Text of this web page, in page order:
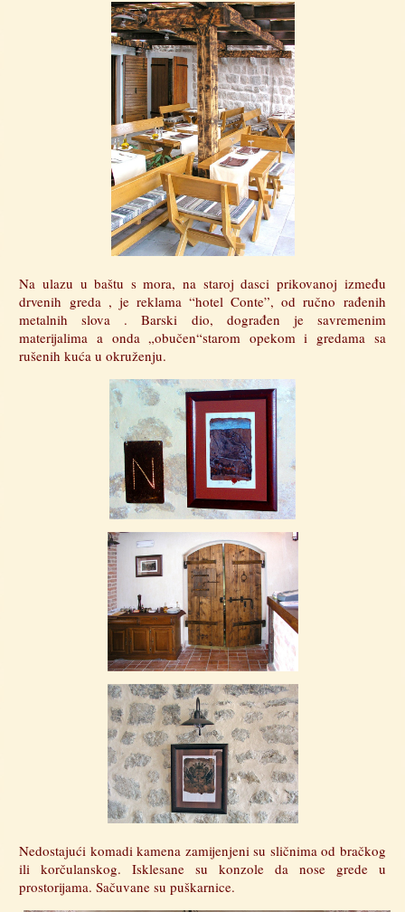
Na ulazu u baštu s mora, na staroj dasci prikovanoj između
drvenih greda , je reklama “hotel Conte”, od ručno rađenih
metalnih slova . Barski dio, dograđen je savremenim
materijalima a onda „obučen“starom opekom i gredama sa
rušenih kuća u okruženju.
Nedostajući komadi kamena zamijenjeni su sličnima od bračkog
ili korčulanskog. Isklesane su konzole da nose grede u
prostorijama. Sačuvane su puškarnice.